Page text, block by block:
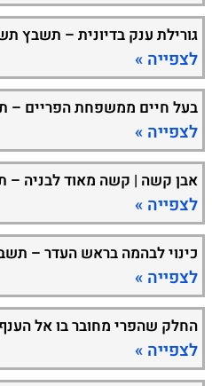
גורילת ענק בדיונית – תשבץ
לצפייה »
בעל חיים ממשפחת הפריים
לצפייה »
אבן קשה | קשה מאוד לבניה
לצפייה »
כינוי לבהמה בראש העדר –
לצפייה »
החלק שהפרי מחובר בו אל
לצפייה »